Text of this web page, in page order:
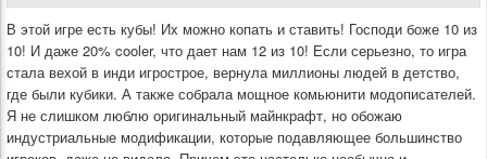
В этой игре есть кубы! Их можно копать и ставить! Господи боже 10 из
10! И даже 20% cooler, что дает нам 12 из 10! Если серьезно, то игра
стала вехой в инди игрострое, вернула миллионы людей в детство,
где были кубики. А также собрала мощное комьюнити модописателей.
Я не слишком люблю оригинальный майнкрафт, но обожаю
индустриальные модификации, которые подавляющее большинство